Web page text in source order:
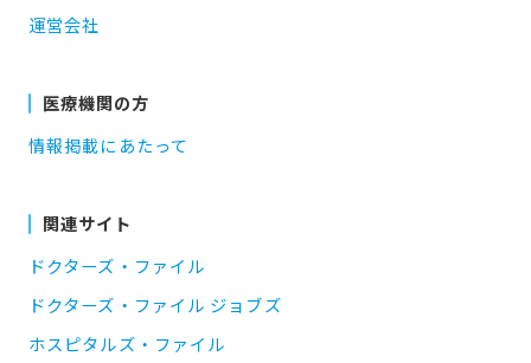
運営会社
医療機関の方
情報掲載にあたって
関連サイト
ドクターズ・ファイル
ドクターズ・ファイル ジョブズ
ホスピタルズ・ファイル